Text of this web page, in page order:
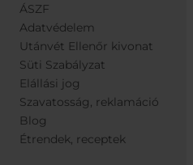
ÁSZF
Adatvédelem
Utánvét Ellenőr kivonat
Süti Szabályzat
Elállási jog
Szavatosság, reklamáció
Blog
Étrendek, receptek